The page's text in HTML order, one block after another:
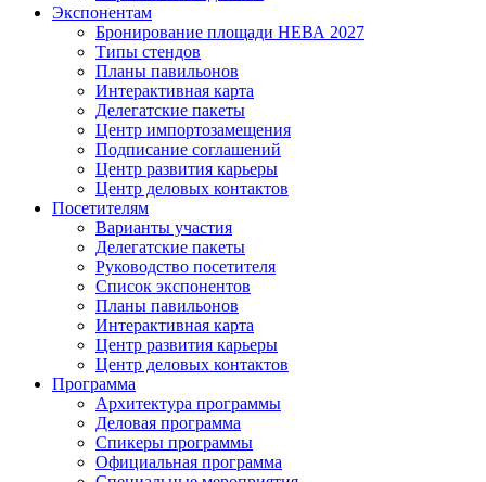
Экспонентам
Бронирование площади НЕВА 2027
Типы стендов
Планы павильонов
Интерактивная карта
Делегатские пакеты
Центр импортозамещения
Подписание соглашений
Центр развития карьеры
Центр деловых контактов
Посетителям
Варианты участия
Делегатские пакеты
Руководство посетителя
Список экспонентов
Планы павильонов
Интерактивная карта
Центр развития карьеры
Центр деловых контактов
Программа
Архитектура программы
Деловая программа
Спикеры программы
Официальная программа